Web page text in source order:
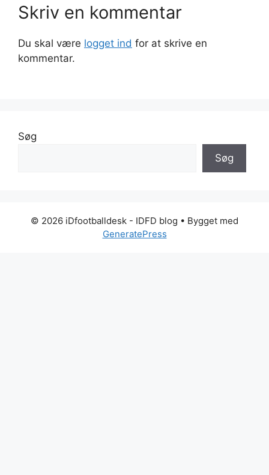
Skriv en kommentar
Du skal være logget ind for at skrive en
kommentar.
Søg
Søg
© 2026 iDfootballdesk - IDFD blog • Bygget med
GeneratePress